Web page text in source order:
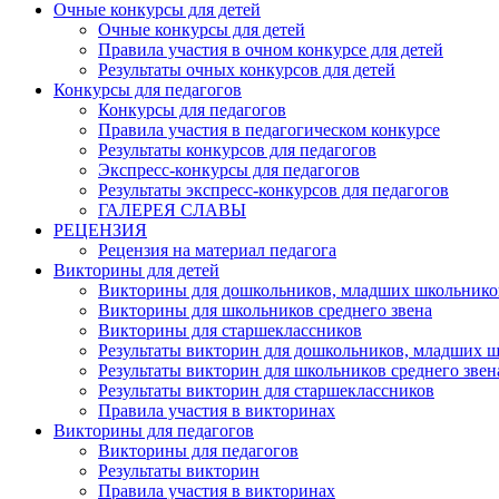
Очные конкурсы для детей
Очные конкурсы для детей
Правила участия в очном конкурсе для детей
Результаты очных конкурсов для детей
Конкурсы для педагогов
Конкурсы для педагогов
Правила участия в педагогическом конкурсе
Результаты конкурсов для педагогов
Экспресс-конкурсы для педагогов
Результаты экспресс-конкурсов для педагогов
ГАЛЕРЕЯ СЛАВЫ
РЕЦЕНЗИЯ
Рецензия на материал педагога
Викторины для детей
Викторины для дошкольников, младших
Викторины для школьников среднего звена
Викторины для старшеклассников
Результаты викторин для дошкольников, младших
Результаты викторин для школьников среднего
Результаты викторин для старшеклассников
Правила участия в викторинах
Викторины для педагогов
Викторины для педагогов
Результаты викторин
Правила участия в викторинах